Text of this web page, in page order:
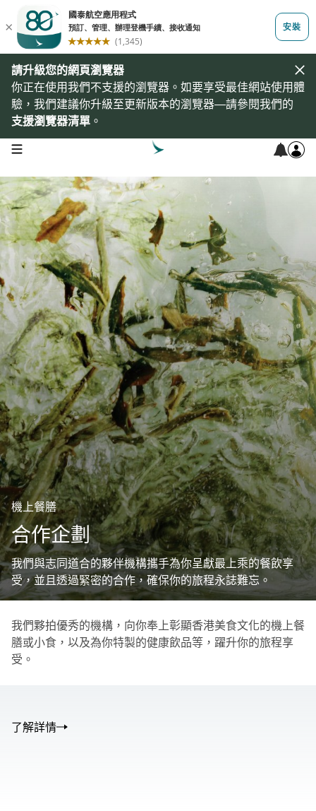
請升級您的網頁瀏覽器
你正在使用我們不支援的瀏覽器。如要享受最佳網站使用體
驗，我們建議你升級至更新版本的瀏覽器—請參閱我們的
支援瀏覽器清單 。
open navigation menu
機上餐膳
合作企劃
我們與志同道合的夥伴機構攜手為你呈獻最上乘的餐飲享
受，並且透過緊密的合作，確保你的旅程永誌難忘。
我們夥拍優秀的機構，向你奉上彰顯香港美食文化的機上餐
膳或小食，以及為你特製的健康飲品等，躍升你的旅程享
受。
了解詳情